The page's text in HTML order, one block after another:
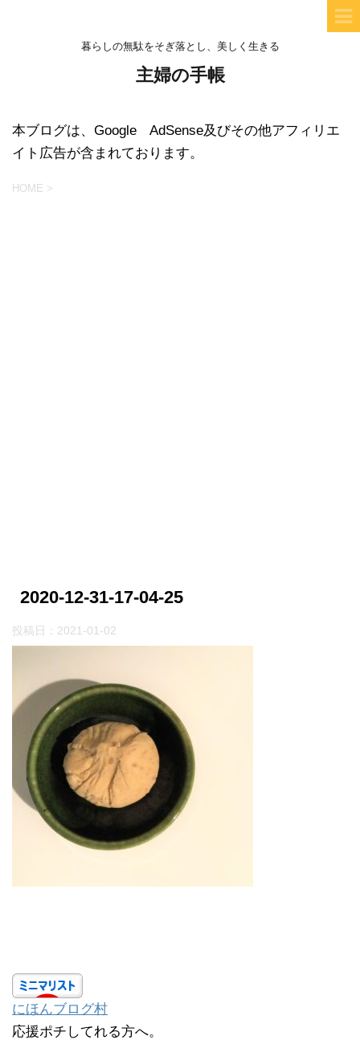
暮らしの無駄をそぎ落とし、美しく生きる
主婦の手帳
本ブログは、Google AdSense及びその他アフィリエ
イト広告が含まれております。
HOME >
2020-12-31-17-04-25
投稿日： 2021-01-02
にほんブログ村
応援ポチしてれる方へ。